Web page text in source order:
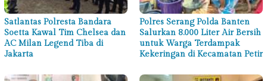
Satlantas Polresta Bandara
Soetta Kawal Tim Chelsea dan
AC Milan Legend Tiba di
Jakarta
Polres Serang Polda Banten
Salurkan 8.000 Liter Air Bersih
untuk Warga Terdampak
Kekeringan di Kecamatan Petir